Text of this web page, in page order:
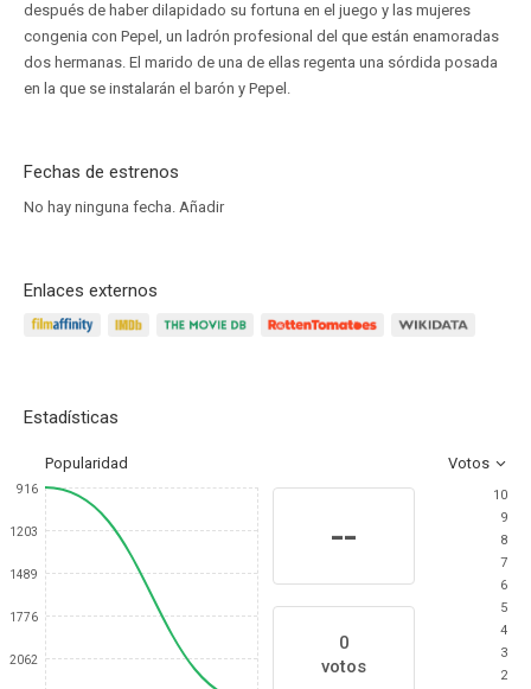
después de haber dilapidado su fortuna en el juego y las mujeres
congenia con Pepel, un ladrón profesional del que están enamoradas
dos hermanas. El marido de una de ellas regenta una sórdida posada
en la que se instalarán el barón y Pepel.
Fechas de estrenos
No hay ninguna fecha. Añadir
Enlaces externos
Estadísticas
Popularidad Votos
916
1203
1489
1776
2062
--
0
votos
10
9
8
7
6
5
4
3
2